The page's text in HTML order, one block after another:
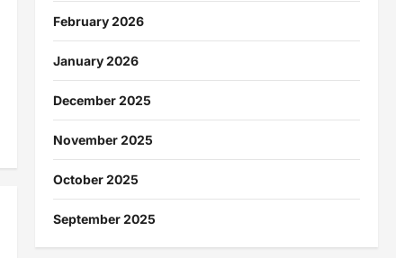
February 2026
January 2026
December 2025
November 2025
October 2025
September 2025